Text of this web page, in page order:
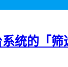
统的「筛